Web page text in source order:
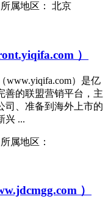
属地区： 北京
）
www.yiqifa.com）是亿
善的联盟营销平台，主
司、准备到海外上市的
兴 ...
属地区：
）